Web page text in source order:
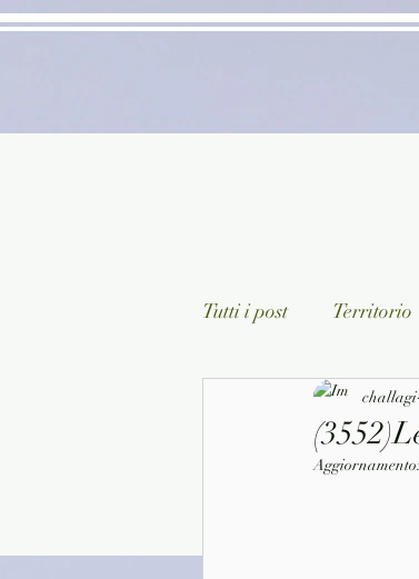
Tutti i post Territorio
Classici lett. italiana
challagi
Aggiornamento: